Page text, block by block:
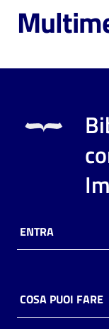
Cosa
fare
Scopri
online
ENTRA
COSA PUOI FARE